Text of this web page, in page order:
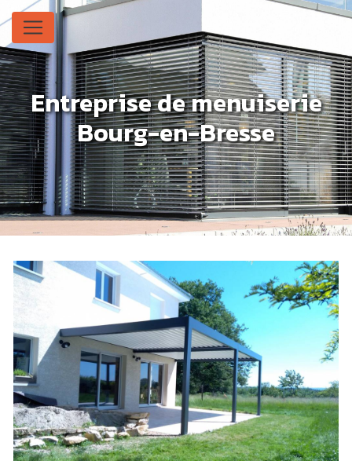
Entreprise de menuiserie
Bourg-en-Bresse
Panneau de gestion des cookies